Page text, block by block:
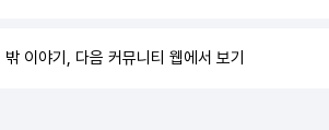
밖 이야기, 다음 커뮤니티 웹에서 보기